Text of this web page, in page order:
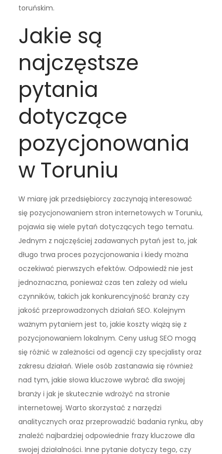
toruńskim.
Jakie są
najczęstsze
pytania
dotyczące
pozycjonowania
w Toruniu
W miarę jak przedsiębiorcy zaczynają interesować
się pozycjonowaniem stron internetowych w Toruniu,
pojawia się wiele pytań dotyczących tego tematu.
Jednym z najczęściej zadawanych pytań jest to, jak
długo trwa proces pozycjonowania i kiedy można
oczekiwać pierwszych efektów. Odpowiedź nie jest
jednoznaczna, ponieważ czas ten zależy od wielu
czynników, takich jak konkurencyjność branży czy
jakość przeprowadzonych działań SEO. Kolejnym
ważnym pytaniem jest to, jakie koszty wiążą się z
pozycjonowaniem lokalnym. Ceny usług SEO mogą
się różnić w zależności od agencji czy specjalisty oraz
zakresu działań. Wiele osób zastanawia się również
nad tym, jakie słowa kluczowe wybrać dla swojej
branży i jak je skutecznie wdrożyć na stronie
internetowej. Warto skorzystać z narzędzi
analitycznych oraz przeprowadzić badania rynku, aby
znaleźć najbardziej odpowiednie frazy kluczowe dla
swojej działalności. Inne pytanie dotyczy tego, czy